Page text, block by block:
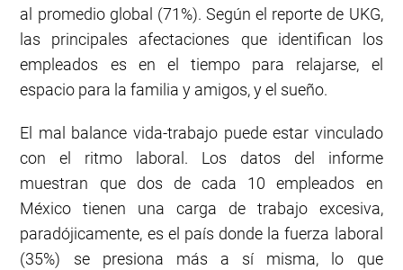
al promedio global (71%). Según el reporte de UKG,
las principales afectaciones que identifican los
empleados es en el tiempo para relajarse, el
espacio para la familia y amigos, y el sueño.
El mal balance vida-trabajo puede estar vinculado
con el ritmo laboral. Los datos del informe
muestran que dos de cada 10 empleados en
México tienen una carga de trabajo excesiva,
paradójicamente, es el país donde la fuerza laboral
(35%) se presiona más a sí misma, lo que